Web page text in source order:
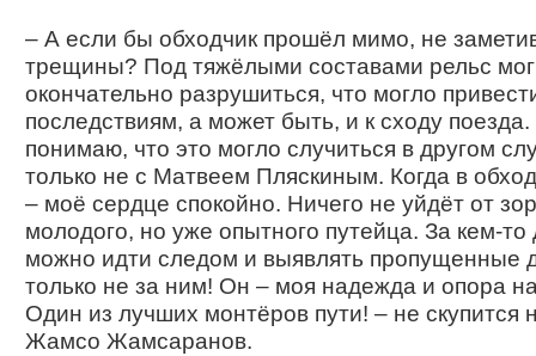
– А если бы обходчик прошёл мимо, не
трещины? Под тяжёлыми составами рельс мог
окончательно разрушиться, что могло
последствиям, а может быть, и к сходу
понимаю, что это могло случиться в другом
только не с Матвеем Пляскиным. Когда в
– моё сердце спокойно. Ничего не уйдёт от
молодого, но уже опытного путейца. За кем-то
можно идти следом и выявлять пропущенные
только не за ним! Он – моя надежда и опора
Один из лучших монтёров пути! – не скупится
Жамсо Жамсаранов.